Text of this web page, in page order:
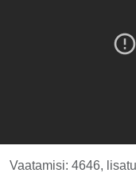
Vaatamisi: 4646,